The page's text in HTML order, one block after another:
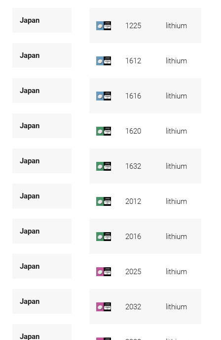
Japan
1225 lithium
Japan
1612 lithium
Japan
1616 lithium
Japan
1620 lithium
Japan
1632 lithium
Japan
2012 lithium
Japan
2016 lithium
Japan
2025 lithium
Japan
2032 lithium
Japan